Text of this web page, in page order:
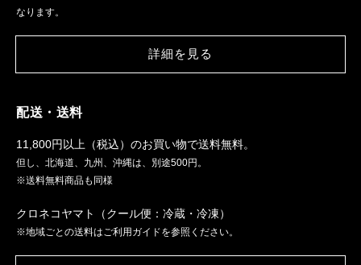
なります。
詳細を見る
配送・送料
11,800円以上（税込）のお買い物で送料無料。
但し、北海道、九州、沖縄は、別途500円。
※送料無料商品も同様
クロネコヤマト（クール便：冷蔵・冷凍）
※地域ごとの送料はご利用ガイドを参照ください。